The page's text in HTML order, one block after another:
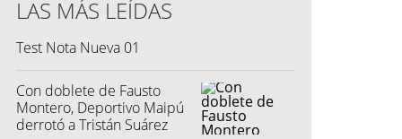
(DataFactory)
LAS MÁS LEÍDAS
Test Nota Nueva 01
Con doblete de Fausto
Montero, Deportivo Maipú
derrotó a Tristán Suárez